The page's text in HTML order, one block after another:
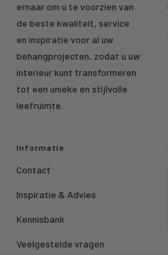
ernaar om u te voorzien van
de beste kwaliteit, service
en inspiratie voor al uw
behangprojecten, zodat u uw
interieur kunt transformeren
tot een unieke en stijlvolle
leefruimte.
Informatie
Contact
Inspiratie & Advies
Kennisbank
Veelgestelde vragen